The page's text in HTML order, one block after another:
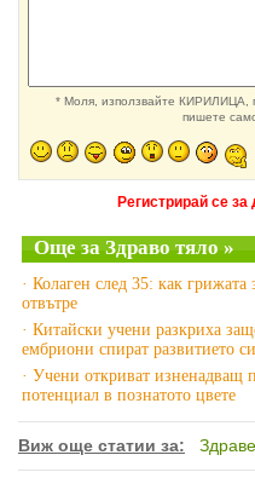
* Моля, използвайте КИРИЛИЦА,
пишете
Регистрирай се
Още за Здраво тяло »
· Колаген след 35: как грижата
отвътре
· Китайски учени разкриха
ембриони спират развитието
· Учени откриват изненадващ
потенциал в познатото цвете
Виж още статии за: